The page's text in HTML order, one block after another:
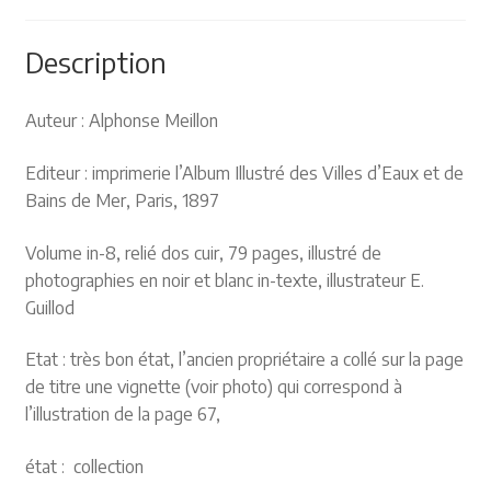
Description
Auteur : Alphonse Meillon
Editeur : imprimerie l’Album Illustré des Villes d’Eaux et de
Bains de Mer, Paris, 1897
Volume in-8, relié dos cuir, 79 pages, illustré de
photographies en noir et blanc in-texte, illustrateur E.
Guillod
Etat : très bon état, l’ancien propriétaire a collé sur la page
de titre une vignette (voir photo) qui correspond à
l’illustration de la page 67,
état : collection